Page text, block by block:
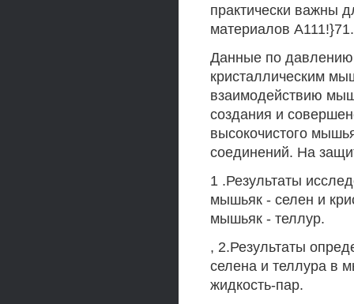
практически важны
материалов А111!}71.
Данные по
кристаллическим
взаимодействию
создания и
высокочистого
соединений. На
1 .Результаты
мышьяк - селен и
мышьяк - теллур.
, 2.Результаты
селена и теллура в
жидкость-пар.